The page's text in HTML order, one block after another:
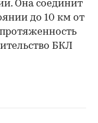
Она соединит
до 10 км от
БКЛ